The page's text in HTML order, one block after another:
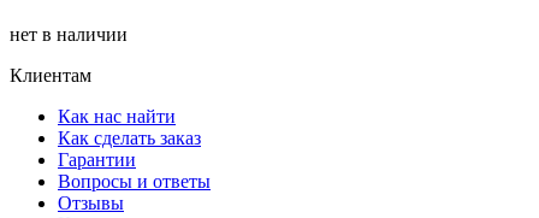
нет в наличии
Клиентам
Как нас найти
Как сделать заказ
Гарантии
Вопросы и ответы
Отзывы